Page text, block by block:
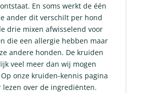
En soms werkt de één
ander dit verschilt per hond
drie mixen afwisselend voor
die een allergie hebben maar
andere honden. De kruiden
veel meer dan wij mogen
onze kruiden-kennis pagina
lezen over de ingrediënten.